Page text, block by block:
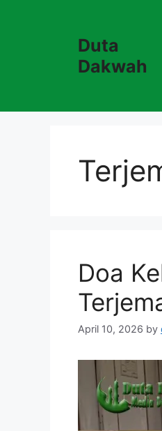
Duta
Dakwah
Doa
April 10, 2026 by